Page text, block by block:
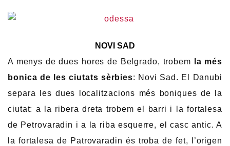
NOVI SAD
A menys de dues hores de Belgrado, trobem
la més
bonica de les ciutats sèrbies: Novi Sad. El Danubi
separa les dues localitzacions més boniques de la
ciutat: a la ribera dreta trobem el barri i la fortalesa
de Petrovaradin i a la riba esquerre, el casc antic. A
la fortalesa de Patrovaradin és troba de fet, l’origen